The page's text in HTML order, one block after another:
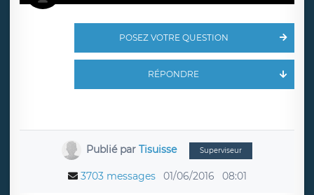
POSEZ VOTRE QUESTION
RÉPONDRE
Publié parTisuisse Superviseur
3703 messages 01/06/2016 08:01